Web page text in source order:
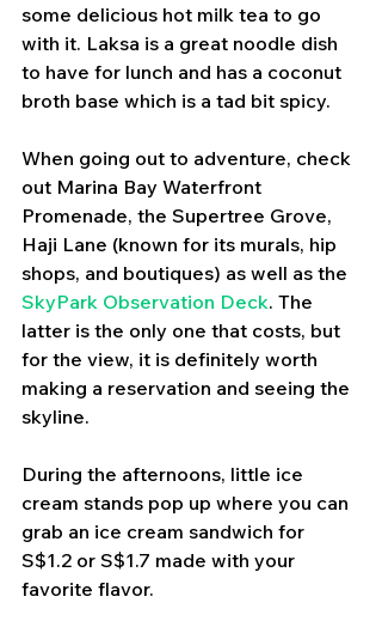
some delicious hot milk tea to go
with it. Laksa is a great noodle dish
to have for lunch and has a coconut
broth base which is a tad bit spicy.
When going out to adventure, check
out Marina Bay Waterfront
Promenade, the Supertree Grove,
Haji Lane (known for its murals, hip
shops, and boutiques) as well as the
SkyPark Observation Deck. The
latter is the only one that costs, but
for the view, it is definitely worth
making a reservation and seeing the
skyline.
During the afternoons, little ice
cream stands pop up where you can
grab an ice cream sandwich for
S$1.2 or S$1.7 made with your
favorite flavor.